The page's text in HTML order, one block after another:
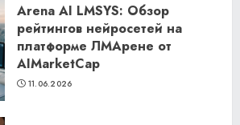
Arena AI LMSYS: Обзор
рейтингов нейросетей на
платформе ЛМАрене от
AIMarketCap
11.06.2026